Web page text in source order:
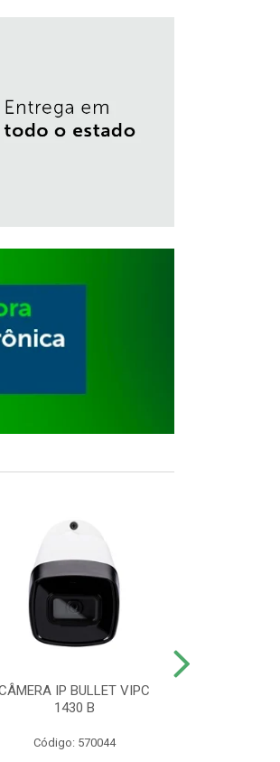
IP BULLET VIPC
1430 B
Código: 570044